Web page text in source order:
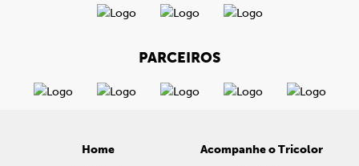
PARCEIROS
Home
Acompanhe o Tricolor